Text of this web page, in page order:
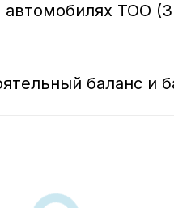
ТОО
баланс и